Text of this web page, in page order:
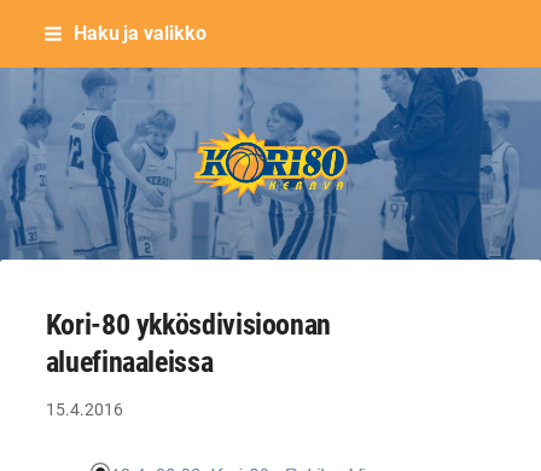
Siirry
sisältöön
Haku ja valikko
Keravan Kori-80 ry
Kori-80 ykkösdivisioonan
aluefinaaleissa
15.4.2016